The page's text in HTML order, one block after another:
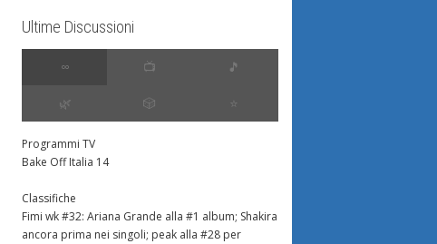
Ultime Discussioni
∞ 📺 🎵
🌿 🎲 ⭐️
Programmi TV
Bake Off Italia 14
Classifiche
Fimi wk #32: Ariana Grande alla #1 album; Shakira
ancora prima nei singoli; peak alla #28 per